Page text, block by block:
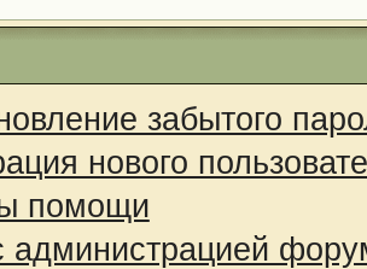
забытого
нового
помощи
администрацией